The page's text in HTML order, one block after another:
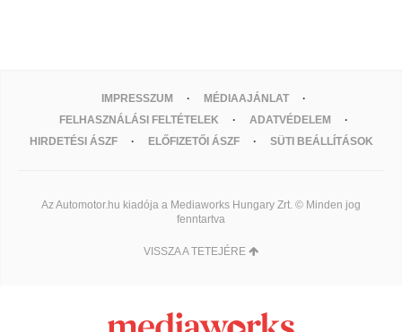
IMPRESSZUM
MÉDIAAJÁNLAT
FELHASZNÁLÁSI FELTÉTELEK
ADATVÉDELEM
HIRDETÉSI ÁSZF
ELŐFIZETŐI ÁSZF SÜTI BEÁLLÍTÁSOK
Az Automotor.hu kiadója a Mediaworks Hungary Zrt. © Minden jog
fenntartva
VISSZA A TETEJÉRE